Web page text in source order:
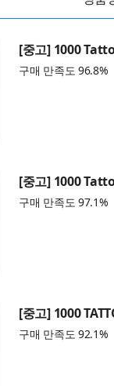
[중고] 1000
구매 만족도 96.8%
[중고] 1000
구매 만족도 97.1%
[중고] 1000
구매 만족도 92.1%